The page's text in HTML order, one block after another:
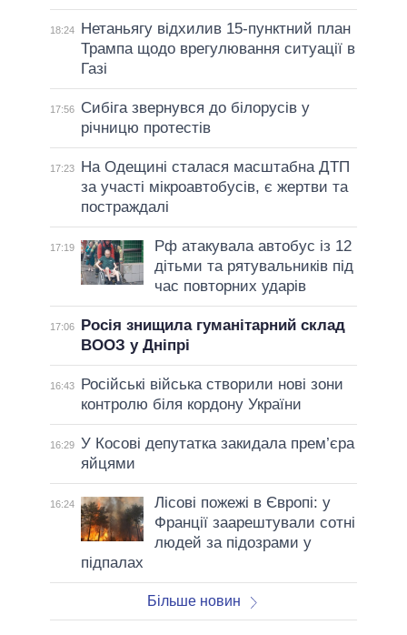
18:24
Нетаньягу відхилив 15-пунктний план
Трампа щодо врегулювання ситуації в
Газі
17:56
Сибіга звернувся до білорусів у
річницю протестів
17:23
На Одещині сталася масштабна ДТП
за участі мікроавтобусів, є жертви та
постраждалі
17:19
Рф атакувала автобус із 12
дітьми та рятувальників під
час повторних ударів
17:06
Росія знищила гуманітарний склад
ВООЗ у Дніпрі
16:43
Російські війська створили нові зони
контролю біля кордону України
16:29 У Косові депутатка закидала прем’єра
яйцями
16:24
Лісові пожежі в Європі: у
Франції заарештували сотні
людей за підозрами у
підпалах
Більше новин